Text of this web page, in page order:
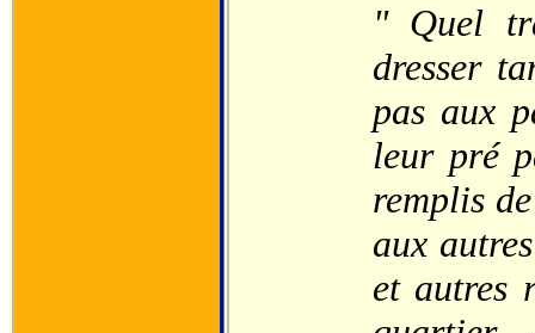
" Quel
dresser
pas aux
leur pré
remplis
aux
et autres